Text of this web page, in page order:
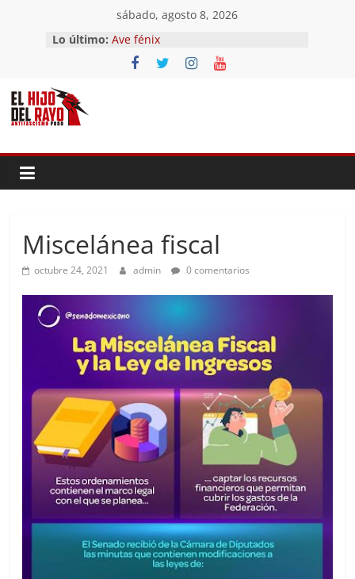
contenido
sábado, agosto 8, 2026
Lo último: Ave fénix
¿Dios no existe?
First Time
Miscelánea fiscal
octubre 24, 2021 admin 0 comentarios